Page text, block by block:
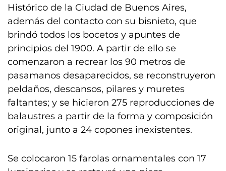
Histórico de la Ciudad de Buenos Aires,
además del contacto con su bisnieto, que
brindó todos los bocetos y apuntes de
principios del 1900. A partir de ello se
comenzaron a recrear los 90 metros de
pasamanos desaparecidos, se reconstruyeron
peldaños, descansos, pilares y muretes
faltantes; y se hicieron 275 reproducciones de
balaustres a partir de la forma y composición
original, junto a 24 copones inexistentes.
Se colocaron 15 farolas ornamentales con 17